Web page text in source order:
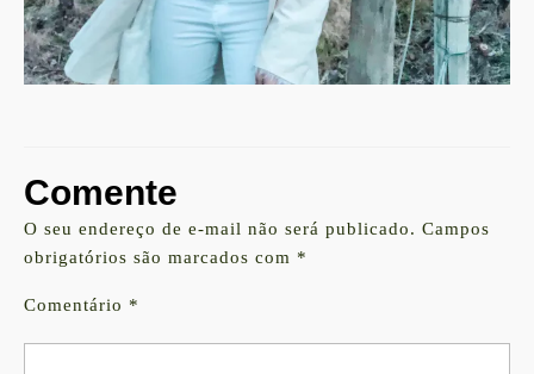
Comente
O seu endereço de e-mail não será publicado. Campos
obrigatórios são marcados com *
Comentário *